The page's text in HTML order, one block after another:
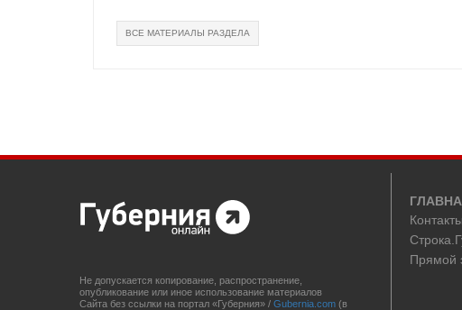
ВСЕ МАТЕРИАЛЫ РАЗДЕЛА
Не допускается копирование, распространение,
опубликование или иное использование материалов
Сайта без ссылки на портал «Губерния» / Gubernia.com (в
Контакты
Прямой